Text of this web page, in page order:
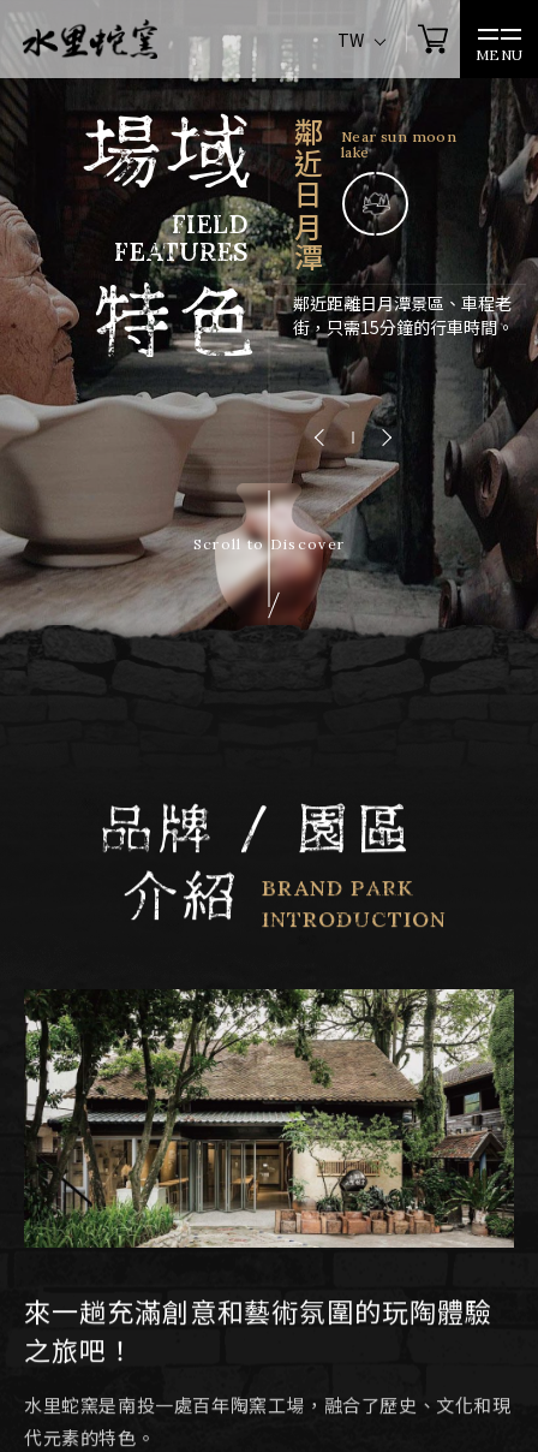
TW
MENU
場域
FIELD
FEATURES
特色
豐富體驗 Rich Experience
由專業陶藝師傅引導教學的多
元陶藝體驗，適合新手入門。
Scroll to Discover
品牌 / 園區
介紹
BRAND PARK
INTRODUCTION
來一趟充滿創意和藝術氛圍的玩陶體驗
之旅吧！
水里蛇窯是南投一處百年陶窯工場，融合了歷史、文化和現
代元素的特色。